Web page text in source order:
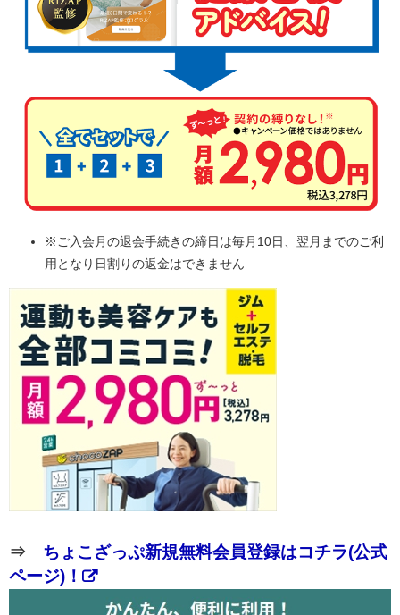
※ご入会月の退会手続きの締日は毎月10日、翌月までのご利
用となり日割りの返金はできません
⇒ ちょこざっぷ新規無料会員登録はコチラ(公式
ページ)！